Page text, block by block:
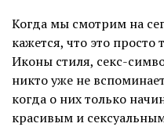
Когда мы смотрим на
кажется, что это просто
Иконы стиля, секс-
никто уже не
когда о них только
красивым и